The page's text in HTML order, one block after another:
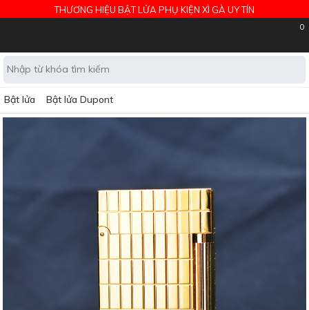
THƯƠNG HIỆU BẬT LỬA PHỤ KIỆN XÌ GÀ UY TÍN
0
Bật lửa Bật lửa Dupont